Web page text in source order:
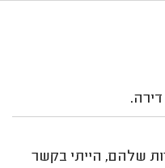
שלהם, הייתי בקשר